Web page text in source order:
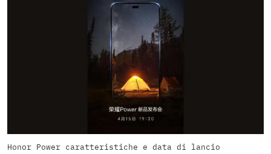
Honor Power caratteristiche e data di lancio